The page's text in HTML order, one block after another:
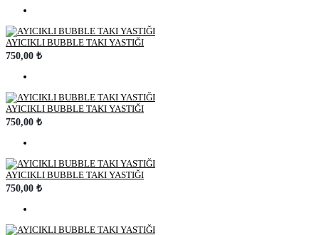
AYICIKLI BUBBLE TAKI YASTIĞI
750,00 ₺
AYICIKLI BUBBLE TAKI YASTIĞI
750,00 ₺
AYICIKLI BUBBLE TAKI YASTIĞI
750,00 ₺